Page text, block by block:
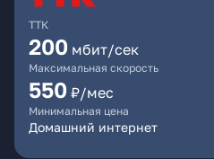
ТТК
200 мбит/сек
Максимальная скорость
550 ₽/мес
Минимальная цена
Домашний интернет